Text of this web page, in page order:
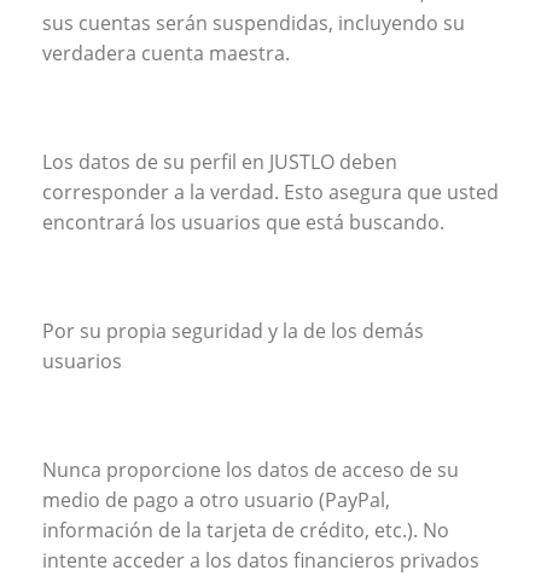
sus cuentas serán suspendidas, incluyendo su
verdadera cuenta maestra.
Los datos de su perfil en JUSTLO deben
corresponder a la verdad. Esto asegura que usted
encontrará los usuarios que está buscando.
Por su propia seguridad y la de los demás
usuarios
Nunca proporcione los datos de acceso de su
medio de pago a otro usuario (PayPal,
información de la tarjeta de crédito, etc.). No
intente acceder a los datos financieros privados